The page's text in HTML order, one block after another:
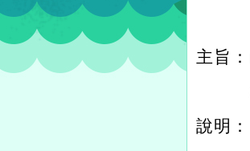
主旨：
說明：